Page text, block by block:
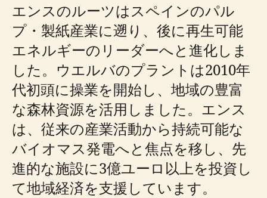
エンスのルーツはスペインのパル
プ・製紙産業に遡り、後に再生可能
エネルギーのリーダーへと進化しま
した。ウエルバのプラントは2010年
代初頭に操業を開始し、地域の豊富
な森林資源を活用しました。エンス
は、従来の産業活動から持続可能な
バイオマス発電へと焦点を移し、先
進的な施設に3億ユーロ以上を投資し
て地域経済を支援しています。